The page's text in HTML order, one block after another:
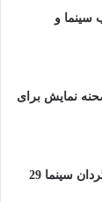
سینما و
نمایش برای
درگذشت رضا امینیان دستیار کارگردان سینما 29